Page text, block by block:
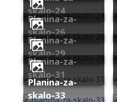
skalo-24
planina-za-
skalo-26
planina-za-
skalo-29
planina-za-
skalo-31
planina-za-
skalo-33